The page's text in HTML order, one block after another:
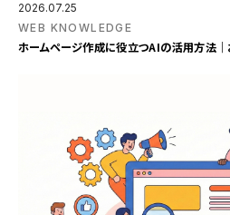
2026.07.25
WEB KNOWLEDGE
ホームページ作成に役立つAIの活用方法